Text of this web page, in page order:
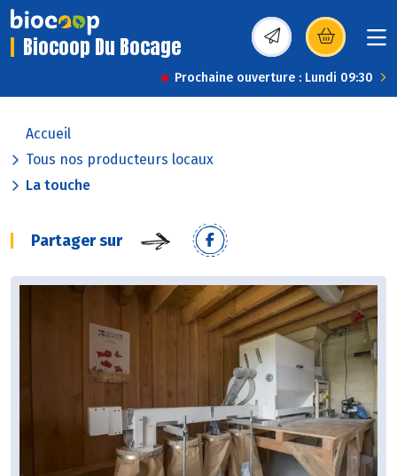
Biocoop Du Bocage (s’ouvre dans une
Prochaine ouverture : Lundi 09:30
Accueil
Tous nos producteurs locaux
La touche
Partager sur